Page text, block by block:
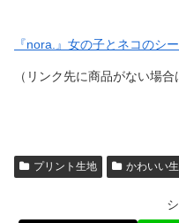
『nora.』女の子とネコのシ
（リンク先に商品がない場合
プリント生地 かわいい